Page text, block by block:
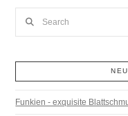
Funkien - exquisite